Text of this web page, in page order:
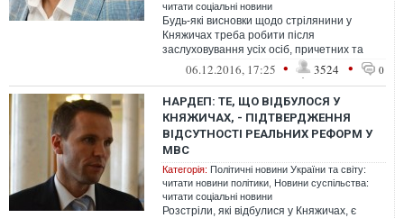
читати соціальні новини
Будь-які висновки щодо стрілянини у
Княжичах треба робити після
заслуховування усіх осіб, причетних та
дотичних до ситуації.
06.12.2016, 17:25 • 3524 • 0
НАРДЕП: ТЕ, ЩО ВІДБУЛОСЯ У
КНЯЖИЧАХ, - ПІДТВЕРДЖЕННЯ
ВІДСУТНОСТІ РЕАЛЬНИХ РЕФОРМ У
МВС
Категорія: Політичні новини України та світу:
читати новини політики Новини суспільства:
читати соціальні новини
Розстріли, які відбулися у Княжичах, є